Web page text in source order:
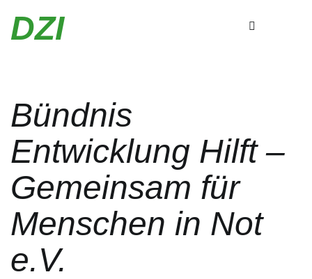
Zum
Inhalt
springen
DZI
Bündnis
Entwicklung Hilft –
Gemeinsam für
Menschen in Not
e.V.